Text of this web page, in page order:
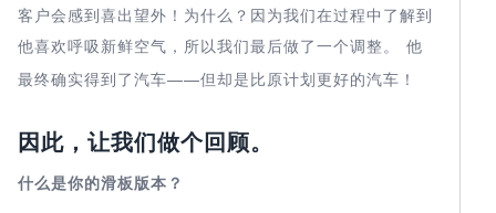
客户会感到喜出望外！为什么？因为我们在过程中了解到
他喜欢呼吸新鲜空气，所以我们最后做了一个调整。
他
最终确实得到了汽车——但却是比原计划更好的汽车！
因此，让我们做个回顾。
什么是你的滑板版本？